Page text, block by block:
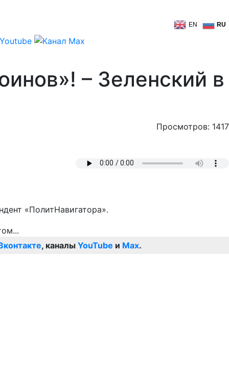
EN RU
– Зеленский в
Просмотров: 1417
«ПолитНавигатора».
, каналы YouTube и Max.